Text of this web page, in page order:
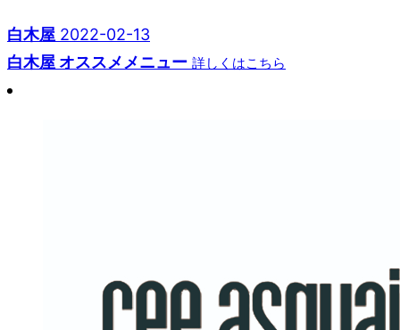
白木屋 2022-02-13
白木屋 オススメメニュー 詳しくはこちら